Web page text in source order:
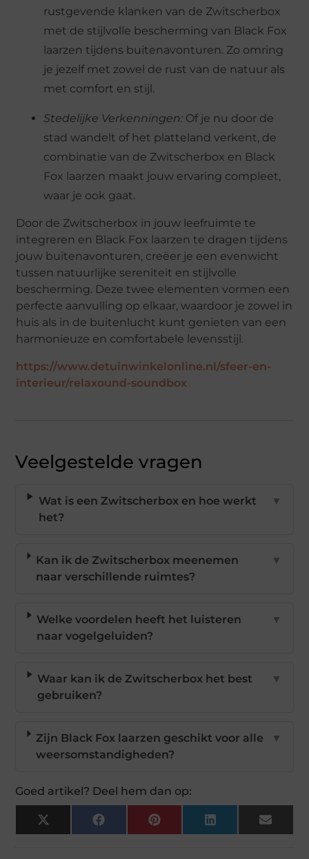
rustgevende klanken van de Zwitscherbox
met de stijlvolle bescherming van Black Fox
laarzen tijdens buitenavonturen. Zo omring
je jezelf met zowel de rust van de natuur als
met comfort en stijl.
Stedelijke Verkenningen: Of je nu door de
stad wandelt of het platteland verkent, de
combinatie van de Zwitscherbox en Black
Fox laarzen maakt jouw ervaring compleet,
waar je ook gaat.
Door de Zwitscherbox in jouw leefruimte te
integreren en Black Fox laarzen te dragen tijdens
jouw buitenavonturen, creëer je een evenwicht
tussen natuurlijke sereniteit en stijlvolle
bescherming. Deze twee elementen vormen een
perfecte aanvulling op elkaar, waardoor je zowel in
huis als in de buitenlucht kunt genieten van een
harmonieuze en comfortabele levensstijl.
https://www.detuinwinkelonline.nl/sfeer-en-
interieur/relaxound-soundbox
Veelgestelde vragen
Wat is een Zwitscherbox en hoe werkt
het?
▼
Kan ik de Zwitscherbox meenemen
naar verschillende ruimtes?
▼
Welke voordelen heeft het luisteren
naar vogelgeluiden?
▼
Waar kan ik de Zwitscherbox het best
gebruiken?
▼
Zijn Black Fox laarzen geschikt voor alle
weersomstandigheden?
▼
Goed artikel? Deel hem dan op:
X
(Twitter)
FacebookPinterestLinkedIn Email